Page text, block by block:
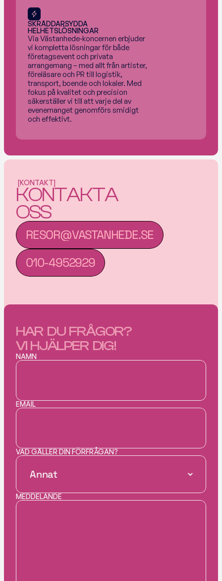
SKRÄDDARSYDDA
HELHETSLÖSNINGAR
Via Västanhede-koncernen erbjuder
vi kompletta lösningar för både
företagsevent och privata
arrangemang – med allt från artister,
föreläsare och PR till logistik,
transport, boende och lokaler. Med
fokus på kvalitet och precision
säkerställer vi till att varje del av
evenemanget genomförs smidigt
och effektivt.
[KONTAKT]
KONTAKTA
OSS
RESOR@VASTANHEDE.SE
RESOR@VASTANHEDE.SE
010-4952929
HAR  DU  FRÅGOR?
VI  HJÄLPER  DIG!
NAMN
EMAIL
VAD GÄLLER DIN FÖRFRÅGAN?
MEDDELANDE